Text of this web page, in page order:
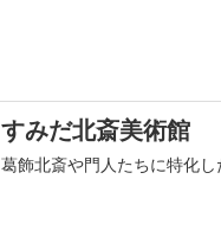
すみだ北斎美術館
葛飾北斎や門人たちに特化